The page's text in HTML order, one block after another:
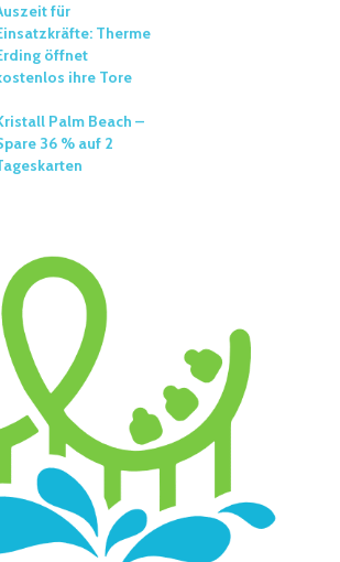
für
Therme
öffnet
ihre Tore
Palm Beach –
36 % auf 2